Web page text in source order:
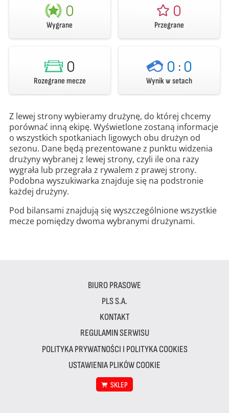
0
Wygrane
0
Przegrane
0
Rozegrane mecze
0 : 0
Wynik w setach
Z lewej strony wybieramy drużynę, do której chcemy
porównać inną ekipę. Wyświetlone zostaną informacje
o wszystkich spotkaniach ligowych obu drużyn od
sezonu. Dane będą prezentowane z punktu widzenia
drużyny wybranej z lewej strony, czyli ile ona razy
wygrała lub przegrała z rywalem z prawej strony.
Podobna wyszukiwarka znajduje się na podstronie
każdej drużyny.
Pod bilansami znajdują się wyszczególnione wszystkie
mecze pomiędzy dwoma wybranymi drużynami.
BIURO PRASOWE
PLS S.A.
KONTAKT
REGULAMIN SERWISU
POLITYKA PRYWATNOŚCI I POLITYKA COOKIES
USTAWIENIA PLIKÓW COOKIE
SKLEP